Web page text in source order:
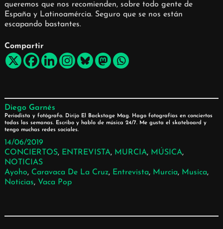
queremos que nos recomienden, sobre todo gente de
España y Latinoamércia. Seguro que se nos están
escapando bastantes.
Compartir
Diego Garnés
Periodista y fotógrafo. Dirijo El Backstage Mag. Hago fotografías en conciertos
todas las semanas. Escribo y hablo de música 24/7. Me gusta el skateboard y
tengo muchas redes sociales.
14/06/2019
CONCIERTOS, ENTREVISTA, MURCIA, MÚSICA,
NOTICIAS
Ayoho, Caravaca De La Cruz, Entrevista, Murcia, Musica ,
Noticias, Vaca Pop